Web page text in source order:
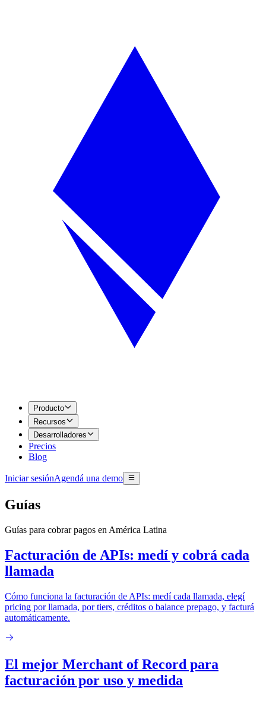
Producto
Recursos
Desarrolladores
Precios
Blog
Iniciar sesiónAgendá una demo
Guías
Guías para cobrar pagos en América Latina
Facturación de APIs: medí y cobrá cada
llamada
Cómo funciona la facturación de APIs: medí cada llamada, elegí
pricing por llamada, por tiers, créditos o balance prepago, y facturá
automáticamente.
El mejor Merchant of Record para
facturación por uso y medida